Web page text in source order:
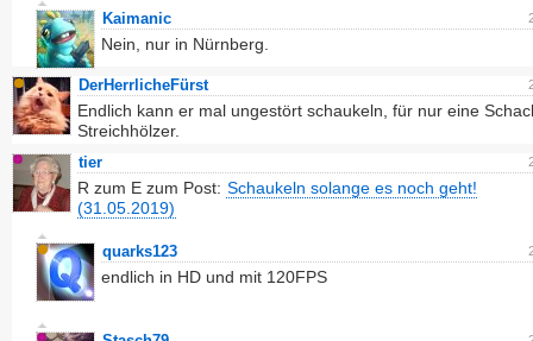
Kaimanic
Nein, nur in Nürnberg.
DerHerrlicheFürst
Endlich kann er mal ungestört schaukeln, für nur eine
Streichhölzer.
tier
R zum E zum Post: Schaukeln solange es noch geht!
(31.05.2019)
quarks123
endlich in HD und mit 120FPS